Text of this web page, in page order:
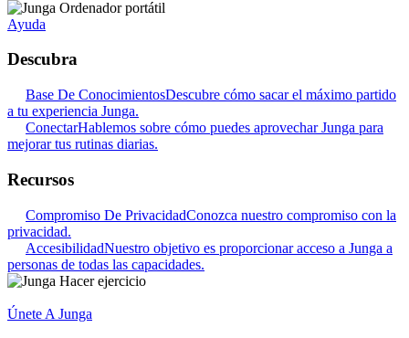
Ayuda
Descubra
Base De ConocimientosDescubre cómo sacar el máximo partido
a tu experiencia Junga.
ConectarHablemos sobre cómo puedes aprovechar Junga para
mejorar tus rutinas diarias.
Recursos
Compromiso De PrivacidadConozca nuestro compromiso con la
privacidad.
AccesibilidadNuestro objetivo es proporcionar acceso a Junga a
personas de todas las capacidades.
Únete A Junga